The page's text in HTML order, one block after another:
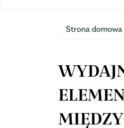
Strona domowa